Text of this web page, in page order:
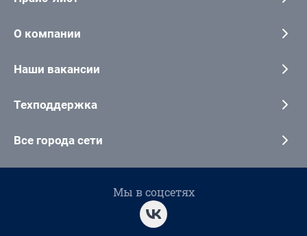
О компании
Наши вакансии
Техподдержка
Все города сети
Мы в соцсетях